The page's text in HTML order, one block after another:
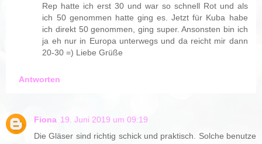
Rep hatte ich erst 30 und war so schnell Rot und als
ich 50 genommen hatte ging es. Jetzt für Kuba habe
ich direkt 50 genommen, ging super. Ansonsten bin ich
ja eh nur in Europa unterwegs und da reicht mir dann
20-30 =) Liebe Grüße
Antworten
Fiona 19. Juni 2019 um 09:19
Die Gläser sind richtig schick und praktisch. Solche benutze